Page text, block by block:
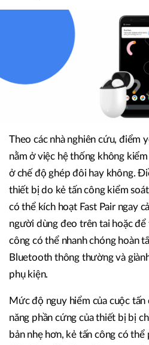
Theo các nhà nghiên cứu, điểm
nằm ở việc hệ thống không
ở chế độ ghép đôi hay không.
thiết bị do kẻ tấn công kiểm
có thể kích hoạt Fast Pair ngay
người dùng đeo trên tai hoặc để
công có thể nhanh chóng hoàn
Bluetooth thông thường và
phụ kiện.
Mức độ nguy hiểm của cuộc
năng phần cứng của thiết bị bị
bản nhẹ hơn, kẻ tấn công có